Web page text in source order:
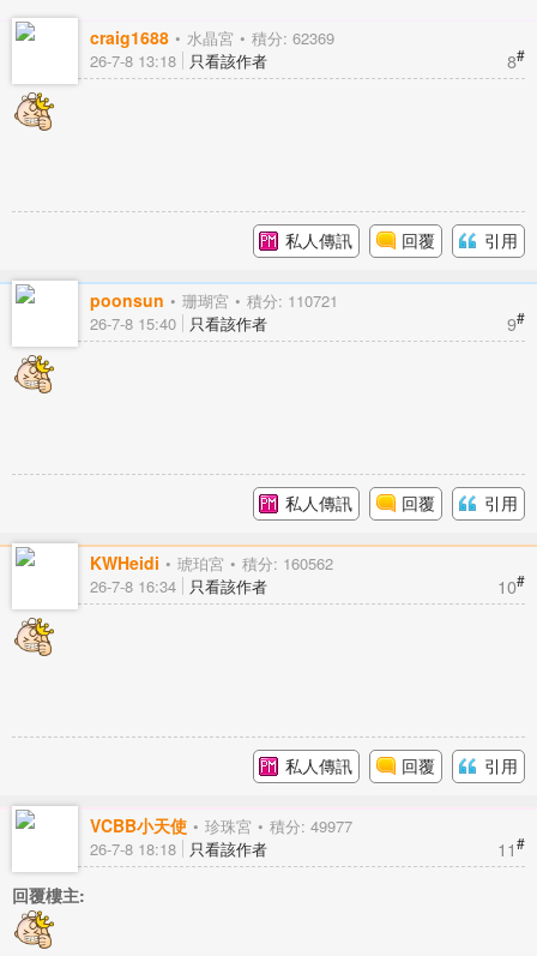
craig1688 水晶宮 積分: 62369
8#
26-7-8 13:18 只看該作者
私人傳訊 回覆 引用
poonsun 珊瑚宮 積分: 110721
9#
26-7-8 15:40 只看該作者
私人傳訊 回覆 引用
KWHeidi 琥珀宮 積分: 160562
10#
26-7-8 16:34 只看該作者
私人傳訊 回覆 引用
VCBB小天使 珍珠宮 積分: 49977
11#
26-7-8 18:18 只看該作者
回覆樓主: